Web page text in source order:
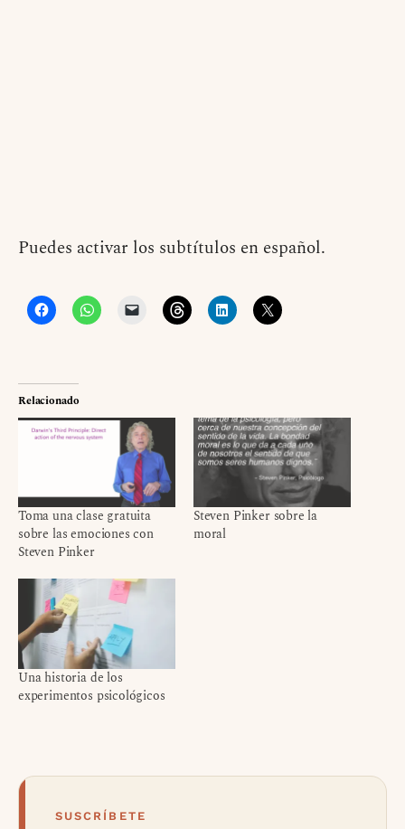
Puedes activar los subtítulos en español.
Relacionado
Toma una clase gratuita
sobre las emociones con
Steven Pinker
Steven Pinker sobre la
moral
Una historia de los
experimentos psicológicos
SUSCRÍBETE